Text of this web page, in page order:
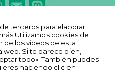
W
h
a
ts
E
m
ai
l
M
a
st
o
terceros para elaborar
Utilizamos cookies de
de los videos de esta
Si te parece bien,
todo». También puedes
haciendo clic en